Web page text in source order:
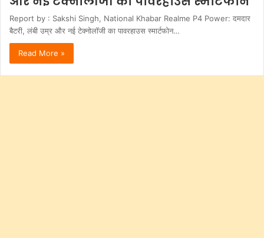
Report by : Sakshi Singh, National Khabar Realme P4 Power: दमदार
बैटरी, लंबी उम्र और नई टेक्नोलॉजी का पावरहाउस स्मार्टफोन…
Read More »